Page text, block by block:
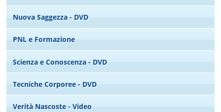
Nuova Saggezza - DVD
PNL e Formazione
Scienza e Conoscenza - DVD
Tecniche Corporee - DVD
Verità Nascoste - Video